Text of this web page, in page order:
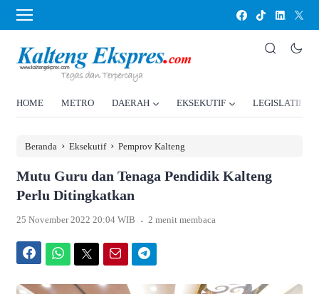
HOME METRO DAERAH EKSEKUTIF LEGISLATIF
Beranda › Eksekutif › Pemprov Kalteng
Mutu Guru dan Tenaga Pendidik Kalteng
Perlu Ditingkatkan
25 November 2022 20:04 WIB . 2 menit membaca